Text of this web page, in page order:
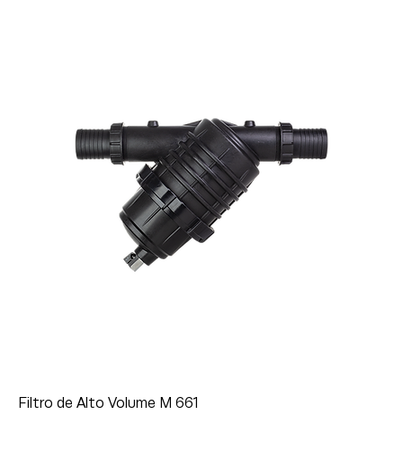
Filtro de Alto Volume M 661